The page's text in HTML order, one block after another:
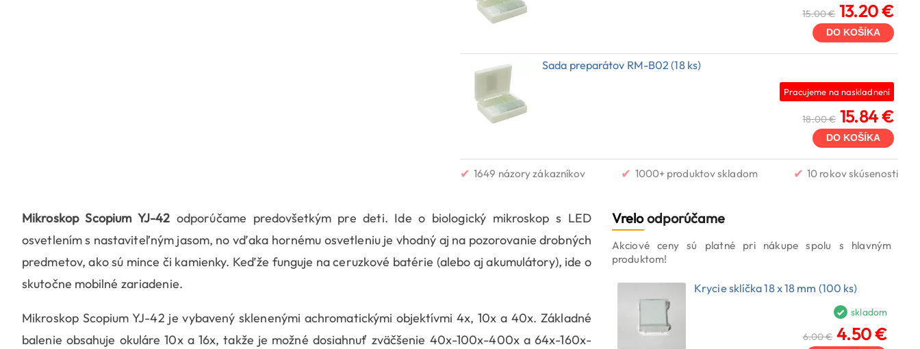
15.00 € 13.20 €
DO KOŠÍKA
Sada preparátov RM-B02 (18 ks)
Pracujeme na naskladnení
18.00 € 15.84 €
DO KOŠÍKA
✔ 1649 názory zákazníkov ✔ 1000+ produktov skladom ✔ 10 rokov skúsenosti
Mikroskop Scopium YJ-42 odporúčame predovšetkým pre deti. Ide o biologický mikroskop s LED
osvetlením s nastaviteľným jasom, no vďaka hornému osvetleniu je vhodný aj na pozorovanie drobných
predmetov, ako sú mince či kamienky. Keďže funguje na ceruzkové batérie (alebo aj akumulátory), ide o
skutočne mobilné zariadenie.
Mikroskop Scopium YJ-42 je vybavený sklenenými achromatickými objektívmi 4x, 10x a 40x. Základné
balenie obsahuje okuláre 10x a 16x, takže je možné dosiahnuť zväčšenie 40x-100x-400x a 64x-160x-
Vreloodporúčame
Akciové ceny sú platné pri nákupe spolu s hlavným
produktom!
Krycie sklíčka 18 x 18 mm (100 ks)
skladom
6.00 € 4.50 €